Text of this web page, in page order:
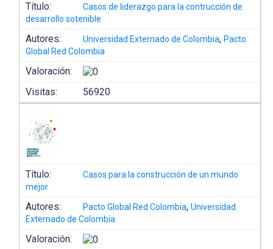
Título:
Casos de liderazgo para la contrucción de
desarrollo sotenible
Autores: Universidad Externado de Colombia,Pacto
Global Red Colombia
Valoración:
Visitas:
56920
Título:
Casos para la construcción de un mundo
mejor
Autores: Pacto Global Red Colombia,Universidad
Externado de Colombia
Valoración: